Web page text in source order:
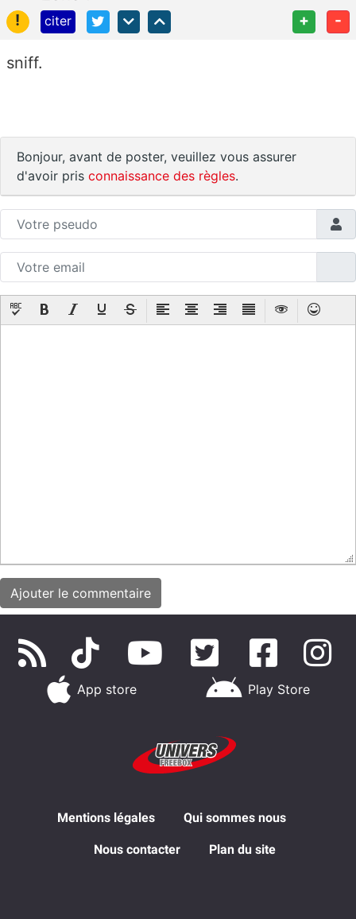
!
citer + -
sniff.
Bonjour, avant de poster, veuillez vous assurer
d'avoir pris connaissance des règles.
App store Play Store
Mentions légales Qui sommes nous
Nous contacter Plan du site